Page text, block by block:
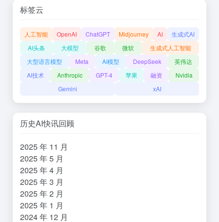
标签云
人工智能 OpenAI ChatGPT Midjourney AI
生成式AI
AI头条
大模型 谷歌 微软
生成式人工智能
大型语言模型
Meta AI模型 DeepSeek
英伟达
AI技术
Anthropic GPT-4 苹果 融资
Nvidia
Gemini
xAI
历史AI快讯回顾
2025 年 11 月
2025 年 5 月
2025 年 4 月
2025 年 3 月
2025 年 2 月
2025 年 1 月
2024 年 12 月